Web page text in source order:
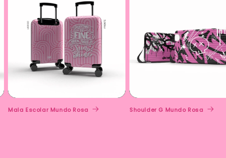
Mala Escolar Mundo Rosa Shoulder G Mundo Rosa